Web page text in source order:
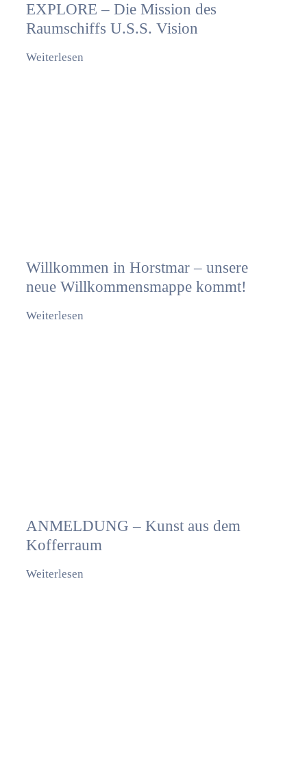
EXPLORE – Die Mission des
Raumschiffs U.S.S. Vision
Weiterlesen
Willkommen in Horstmar – unsere
neue Willkommensmappe kommt!
Weiterlesen
ANMELDUNG – Kunst aus dem
Kofferraum
Weiterlesen